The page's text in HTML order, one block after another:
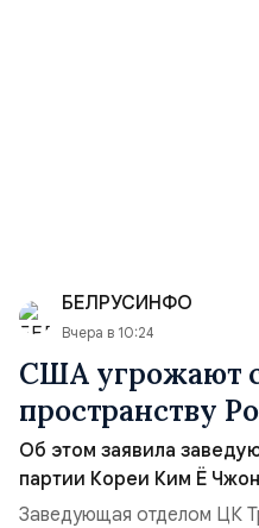
БЕЛРУСИНФО
Вчера в 10:24
США угрожают
пространству
Об этом заявила
партии Кореи Ким Ё
Заведующая отделом ЦК